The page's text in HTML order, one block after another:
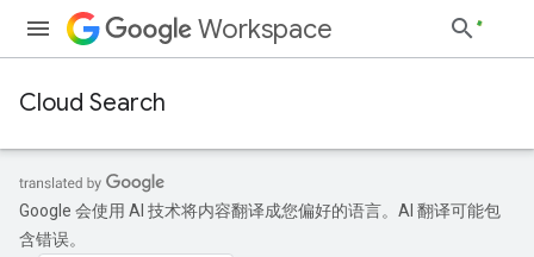
Workspace
Cloud Search
Google 会使用 AI 技术将内容翻译成您偏好的语言。AI 翻译可能包
含错误。